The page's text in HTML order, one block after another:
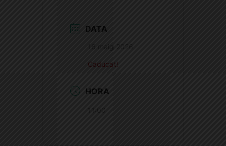
DATA
16 maig 2026
Caducat!
HORA
11:00